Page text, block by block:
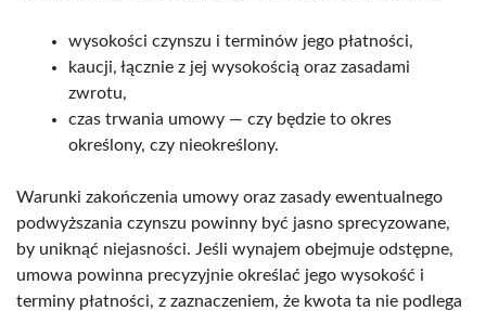
wysokości czynszu i terminów jego płatności,
kaucji, łącznie z jej wysokością oraz zasadami
zwrotu,
czas trwania umowy — czy będzie to okres
określony, czy nieokreślony.
Warunki zakończenia umowy oraz zasady ewentualnego
podwyższania czynszu powinny być jasno sprecyzowane,
by uniknąć niejasności. Jeśli wynajem obejmuje odstępne,
umowa powinna precyzyjnie określać jego wysokość i
terminy płatności, z zaznaczeniem, że kwota ta nie podlega